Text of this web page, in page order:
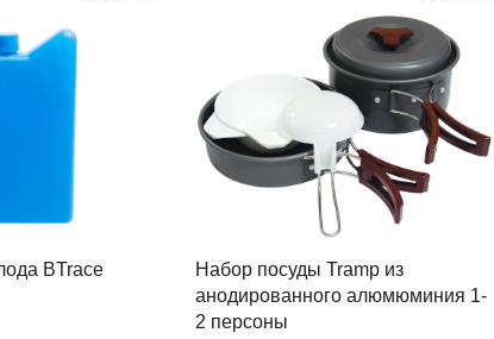
BTrace
Набор посуды Tramp из
анодированного алюмюминия 1-
2 персоны